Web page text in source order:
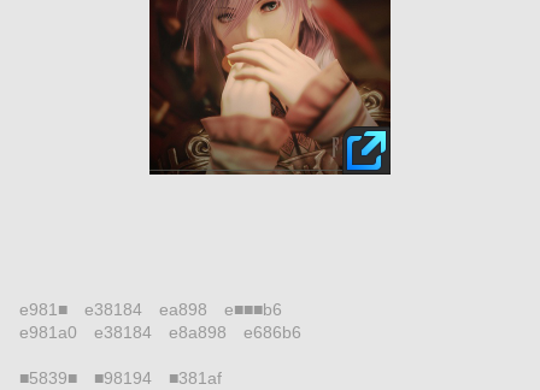
e981■　e38184　ea898　e■■■b6
e981a0　e38184　e8a898　e686b6
■5839■　■98194　■381af